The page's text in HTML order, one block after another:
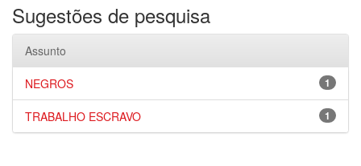
Sugestões de pesquisa
Assunto
1
NEGROS
1
TRABALHO ESCRAVO